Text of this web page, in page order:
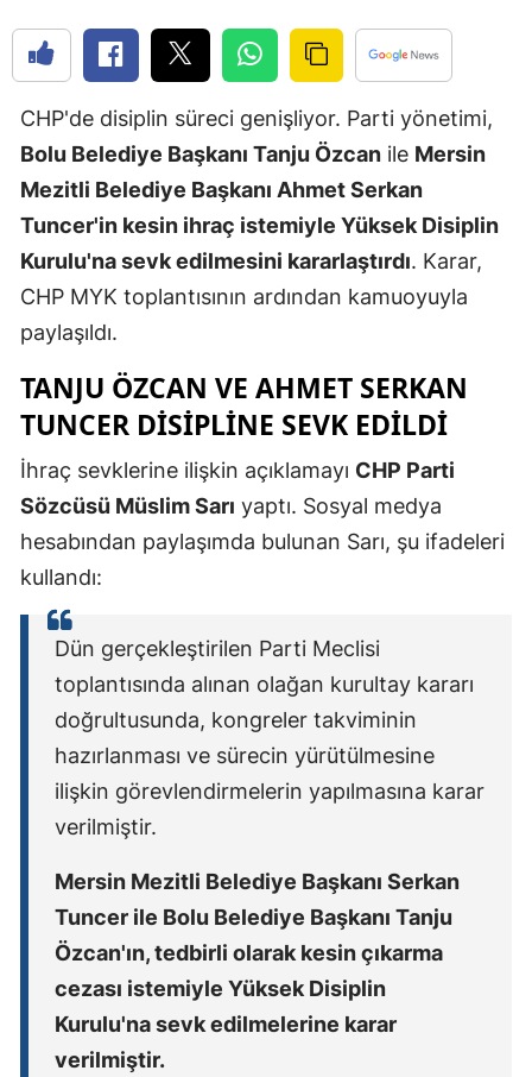
Diyarbakır
Edirne
Elazığ
Erzurum
Eskişehir
Giresun
Hakkari
Hatay
İstanbul
Kars
Kayseri
Kırklareli
CHP'de disiplin süreci genişliyor. Parti yönetimi,
Bolu Belediye Başkanı Tanju Özcan ile Mersin
Mezitli Belediye Başkanı Ahmet Serkan
Tuncer'in kesin ihraç istemiyle Yüksek Disiplin
Kurulu'na sevk edilmesini kararlaştırdı. Karar,
CHP MYK toplantısının ardından kamuoyuyla
paylaşıldı.
TANJU ÖZCAN VE AHMET SERKAN
TUNCER DISIPLINE SEVK EDILDI
İhraç sevklerine ilişkin açıklamayı CHP Parti
Sözcüsü Müslim Sarı yaptı. Sosyal medya
hesabından paylaşımda bulunan Sarı, şu ifadeleri
kullandı:
Dün gerçekleştirilen Parti Meclisi
toplantısında alınan olağan kurultay kararı
doğrultusunda, kongreler takviminin
hazırlanması ve sürecin yürütülmesine
ilişkin görevlendirmelerin yapılmasına karar
verilmiştir.
Mersin Mezitli Belediye Başkanı Serkan
Tuncer ile Bolu Belediye Başkanı Tanju
Özcan'ın, tedbirli olarak kesin çıkarma
cezası istemiyle Yüksek Disiplin
Kurulu'na sevk edilmelerine karar
verilmiştir.